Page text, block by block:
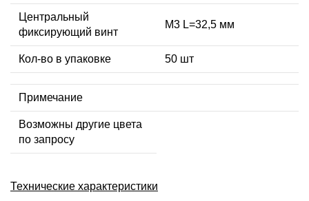
Центральный
фиксирующий винт
М3 L=32,5 мм
Кол-во в упаковке 50 шт
Примечание
Возможны другие цвета
по запросу
Технические характеристики